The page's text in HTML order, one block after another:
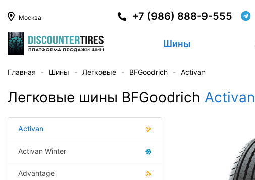
Москва +7 (986) 888-9-555
Шины
Главная Шины Легковые BFGoodrich Activan
Легковые шины BFGoodrich Activan
Activan
Activan Winter
Advantage